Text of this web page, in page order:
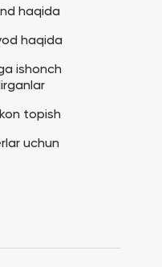
haqida
haqida
ishonch
topish
uchun